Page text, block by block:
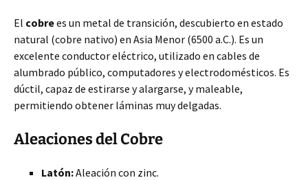
El cobrees un metal de transición, descubierto en estado
natural (cobre nativo) en Asia Menor (6500 a.C.). Es un
excelente conductor eléctrico, utilizado en cables de
alumbrado público, computadores y electrodomésticos. Es
dúctil, capaz de estirarse y alargarse, y maleable,
permitiendo obtener láminas muy delgadas.
Aleaciones del Cobre
Latón:Aleación con zinc.